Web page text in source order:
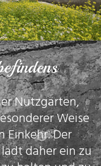
Nutzgärten,
Weise
Einkehr. Der
daher ein zu